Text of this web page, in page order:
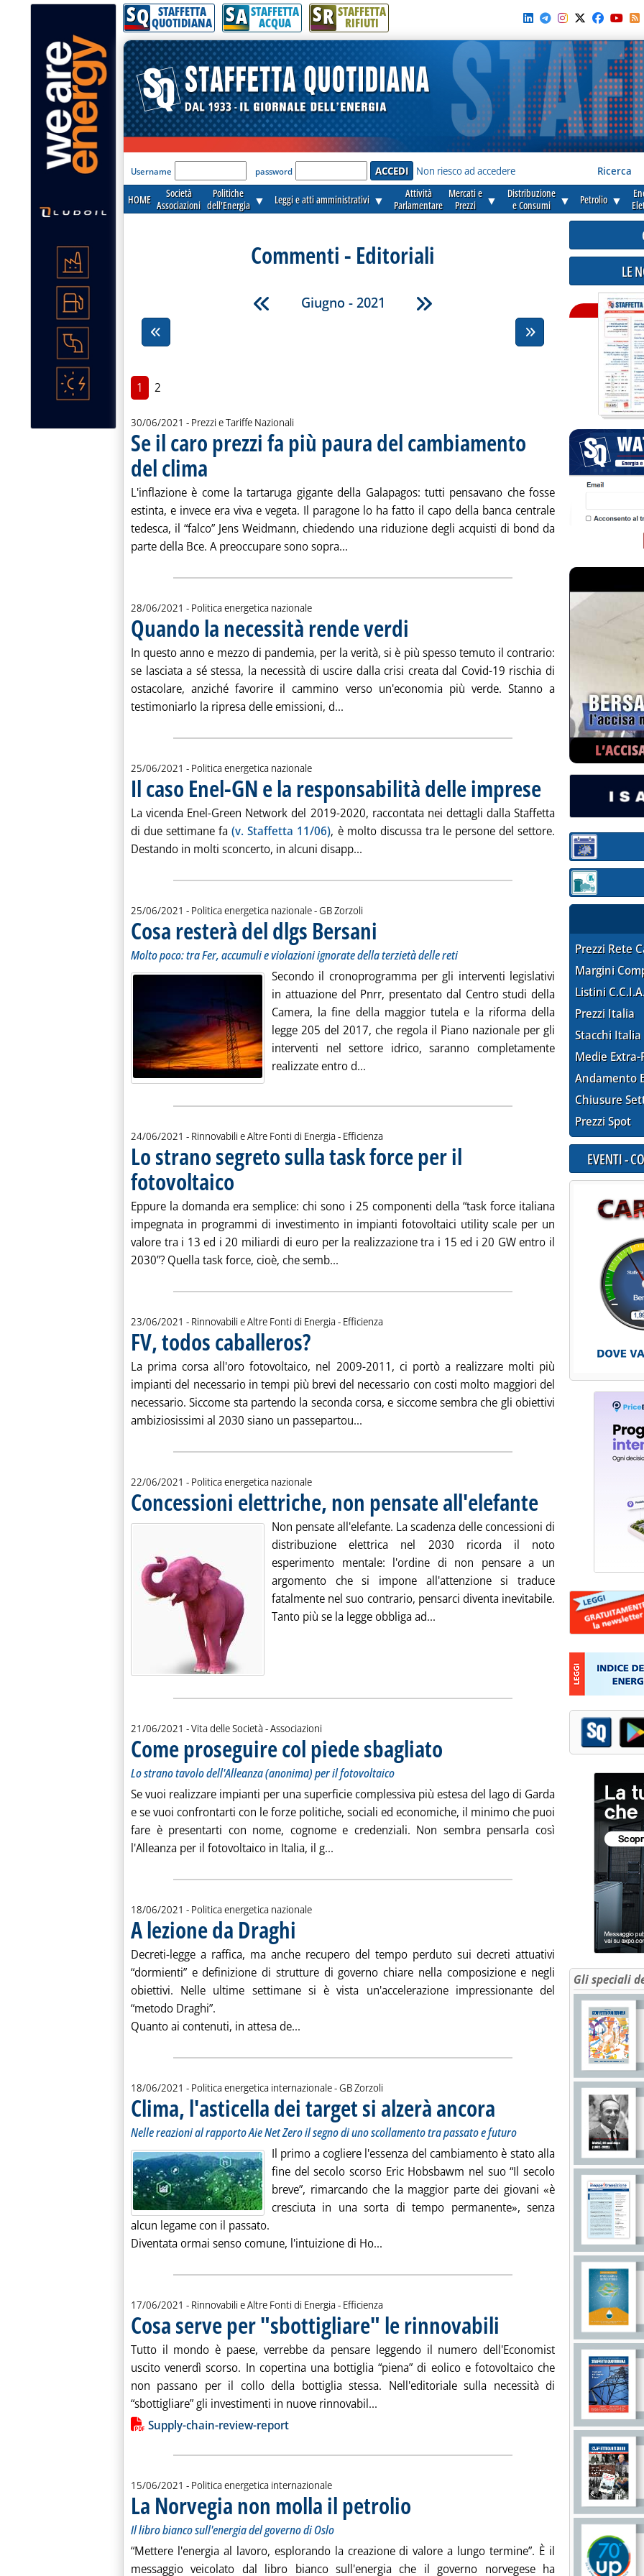
SQ STAFFETTA
QUOTIDIANA SA STAFFETTA
ACQUA SR STAFFETTA
RIFIUTI
'Modulo Login per accedere'
Username password Non riesco ad accedere Ricerca
HOME
Società
Associazioni
Politiche
dell'Energia ▼ Leggi e atti amministrativi ▼
Attività
Parlamentare
Mercati e
Prezzi
▼
Distribuzione
e Consumi
▼ Petrolio ▼
Commenti - Editoriali
Giugno - 2021
1 2
30/06/2021 - Prezzi e Tariffe Nazionali
Se il caro prezzi fa più paura del cambiamento
del clima . Pubblicata mercoledì 30 giugno 2021 alle 16.39.
L'inflazione è come la tartaruga gigante della Galapagos: tutti pensavano che fosse
estinta, e invece era viva e vegeta. Il paragone lo ha fatto il capo della banca centrale
tedesca, il “falco” Jens Weidmann, chiedendo una riduzione degli acquisti di bond da
parte della Bce. A preoccupare sono sopra... Leggi tutta la notizia: 'Se il caro prezzi fa più paura del
28/06/2021 - Politica energetica nazionale
Quando la necessità rende verdi
In questo anno e mezzo di pandemia, per la verità, si è più spesso temuto il contrario:
se lasciata a sé stessa, la necessità di uscire dalla crisi creata dal Covid-19 rischia di
ostacolare, anziché favorire il cammino verso un'economia più verde. Stanno a
testimoniarlo la ripresa delle emissioni, d... Leggi tutta la notizia: 'Quando la necessità rende verdi '
25/06/2021 - Politica energetica nazionale
Il caso Enel-GN e la responsabilità delle imprese
La vicenda Enel-Green Network del 2019-2020, raccontata nei dettagli dalla Staffetta
di due settimane fa(v. Staffetta 11/06), è molto discussa tra le persone del settore.
Destando in molti sconcerto, in alcuni disapp... Leggi tutta la notizia: 'Il caso Enel-GN e la
25/06/2021 - Politica energetica nazionale -di:
GB Zorzoli
Cosa resterà del dlgs Bersani . Sottotitolo: Molto poco: tra Fer, accumuli e violazioni ignorate della terzietà
Molto poco: tra Fer, accumuli e violazioni ignorate della terzietà delle reti
Secondo il cronoprogramma per gli interventi legislativi
in attuazione del Pnrr, presentato dal Centro studi della
Camera, la fine della maggior tutela e la riforma della
legge 205 del 2017, che regola il Piano nazionale per gli
interventi nel settore idrico, saranno completamente
realizzate entro d... Leggi tutta la notizia: 'Cosa resterà del dlgs Bersani'
24/06/2021 - Rinnovabili e Altre Fonti di Energia - Efficienza
Lo strano segreto sulla task force per il
fotovoltaico. Pubblicata giovedì 24 giugno 2021 alle 9.46.
Eppure la domanda era semplice: chi sono i 25 componenti della “task force italiana
impegnata in programmi di investimento in impianti fotovoltaici utility scale per un
valore tra i 13 ed i 20 miliardi di euro per la realizzazione tra i 15 ed i 20 GW entro il
2030”? Quella task force, cioè, che semb... Leggi tutta la notizia: 'Lo strano segreto sulla task force
23/06/2021 - Rinnovabili e Altre Fonti di Energia - Efficienza
FV, todos caballeros?. Pubblicata mercoledì 23 giugno 2021 alle 14.38.
La prima corsa all'oro fotovoltaico, nel 2009-2011, ci portò a realizzare molti più
impianti del necessario in tempi più brevi del necessario con costi molto maggiori del
necessario. Siccome sta partendo la seconda corsa, e siccome sembra che gli obiettivi
ambiziosissimi al 2030 siano un passepartou...
22/06/2021 - Politica energetica nazionale
Concessioni elettriche, non pensate all'elefante . Pubblicata martedì 22
Non pensate all'elefante. La scadenza delle concessioni di
distribuzione elettrica nel 2030 ricorda il noto
esperimento mentale: l'ordine di non pensare a un
argomento che si impone all'attenzione si traduce
fatalmente nel suo contrario, pensarci diventa inevitabile.
Tanto più se la legge obbliga ad... Leggi tutta la notizia: 'Concessioni
21/06/2021 - Vita delle Società - Associazioni
Come proseguire col piede sbagliato . Sottotitolo: Lo strano tavolo dell'Alleanza (anonima) per
. Pubblicata lunedì 21 giugno 2021 alle 15.55.
Lo strano tavolo dell'Alleanza (anonima) per il fotovoltaico
Se vuoi realizzare impianti per una superficie complessiva più estesa del lago di Garda
e se vuoi confrontarti con le forze politiche, sociali ed economiche, il minimo che puoi
fare è presentarti con nome, cognome e credenziali. Non sembra pensarla così
l'Alleanza per il fotovoltaico in Italia, il g... Leggi tutta la notizia: 'Come proseguire col piede sbagliato'
18/06/2021 - Politica energetica nazionale
A lezione da Draghi
Decreti-legge a raffica, ma anche recupero del tempo perduto sui decreti attuativi
“dormienti” e definizione di strutture di governo chiare nella composizione e negli
obiettivi. Nelle ultime settimane si è vista un'accelerazione impressionante del
“metodo Draghi”.
Quanto ai contenuti, in attesa de...
18/06/2021 - Politica energetica internazionale -di:
GB Zorzoli
Clima, l'asticella dei target si alzerà ancora . Sottotitolo: Nelle reazioni al rapporto
. Pubblicata venerdì 18 giugno 2021 alle
Nelle reazioni al rapporto Aie Net Zero il segno di uno scollamento tra passato e futuro
Il primo a cogliere l'essenza del cambiamento è stato alla
fine del secolo scorso Eric Hobsbawm nel suo “Il secolo
breve”, rimarcando che la maggior parte dei giovani «è
cresciuta in una sorta di tempo permanente», senza
alcun legame con il passato.
Diventata ormai senso comune, l'intuizione di Ho... Leggi tutta la notizia: 'Clima, l'asticella dei target
17/06/2021 - Rinnovabili e Altre Fonti di Energia - Efficienza
Cosa serve per "sbottigliare" le rinnovabili . Pubblicata giovedì 17 giugno 2021 alle
Tutto il mondo è paese, verrebbe da pensare leggendo il numero dell'Economist
uscito venerdì scorso. In copertina una bottiglia “piena” di eolico e fotovoltaico che
non passano per il collo della bottiglia stessa. Nell'editoriale sulla necessità di
“sbottigliare” gli investimenti in nuove rinnovabil... Leggi tutta la notizia: 'Cosa serve per "sbottigliare"
Lista allegati PDF alla notizia
Supply-chain-review-report
15/06/2021 - Politica energetica internazionale
La Norvegia non molla il petrolio . Sottotitolo: Il libro bianco sull'energia del governo di Oslo
Il libro bianco sull'energia del governo di Oslo
“Mettere l'energia al lavoro, esplorando la creazione di valore a lungo termine”. È il
messaggio veicolato dal libro bianco sull'energia che il governo norvegese ha
LE
Sezione:
Sezione:
Prezzi Rete
Margini
Listini
Prezzi Italia
Stacchi Italia
Medie Extra-
Andamento
Chiusure
Prezzi Spot
EVENTI -
Gli speciali